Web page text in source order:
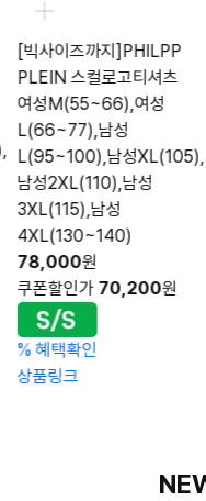
[빅사이즈까지]PHILPP
PLEIN 스컬로고티셔츠
여성M(55~66),여성
L(66~77),남성
L(95~100),남성XL(105),
남성2XL(110),남성
3XL(115),남성
4XL(130~140)
78,000원
쿠폰할인가 70,200원
% 혜택확인
상품링크